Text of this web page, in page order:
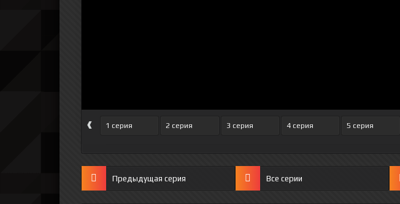
‹ 1 серия 2 серия 3 серия 4 серия 5 серия
Предыдущая серия Все серии